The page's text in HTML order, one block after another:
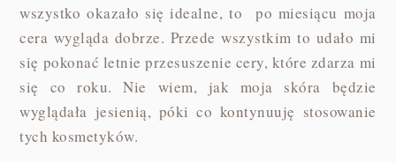
wszystko okazało się idealne, to po miesiącu moja
cera wygląda dobrze. Przede wszystkim to udało mi
się pokonać letnie przesuszenie cery, które zdarza mi
się co roku. Nie wiem, jak moja skóra będzie
wyglądała jesienią, póki co kontynuuję stosowanie
tych kosmetyków.